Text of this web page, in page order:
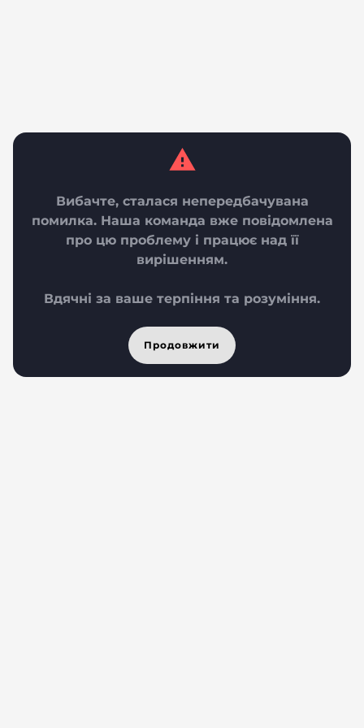
Вибачте, сталася непередбачувана
помилка. Наша команда вже повідомлена
про цю проблему і працює над її
вирішенням.
Вдячні за ваше терпіння та розуміння.
Продовжити